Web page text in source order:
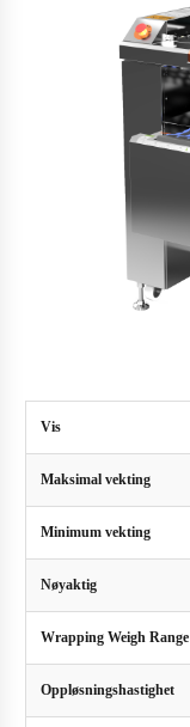
Vis
Maksimal vekting
Minimum vekting
Nøyaktig
Wrapping Weigh Range
Oppløsningshastighet